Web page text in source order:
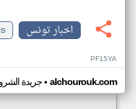
اخبار تونس
PF15YA
جريدة• alchourouk.com